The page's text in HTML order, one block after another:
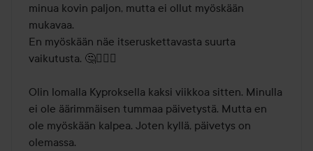
minua kovin paljon, mutta ei ollut myöskään
mukavaa.
En myöskään näe itseruskettavasta suurta
vaikutusta. 🤔🤷🏻‍♀️
Olin lomalla Kyproksella kaksi viikkoa sitten. Minulla
ei ole äärimmäisen tummaa päivetystä. Mutta en
ole myöskään kalpea. Joten kyllä, päivetys on
olemassa.